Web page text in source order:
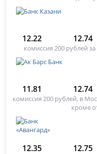
12.22 12.74
комиссия 200 рублей
11.81 12.74
комиссия 200 рублей, в
кроме
12.35 12.75